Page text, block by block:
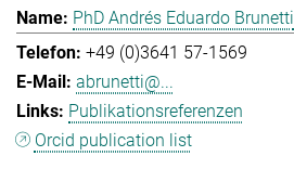
PhD Andrés Eduardo Brunetti
+49 (0)3641 57-1569
abrunetti@...
Publikationsreferenzen
Orcid publication list